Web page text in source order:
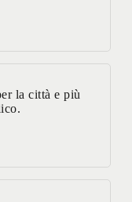
la città e più